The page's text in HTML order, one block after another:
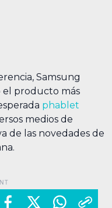
Samsung
el producto más
phablet
medios de
de las novedades de